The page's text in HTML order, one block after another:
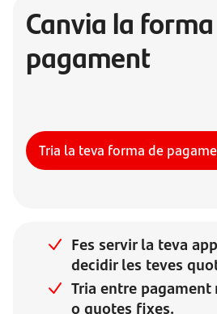
Canvia la
pagament
Tria la teva forma de
Fes servir la teva
decidir les teves
Tria entre
o quotes fixes.